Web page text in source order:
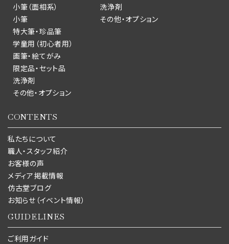
小筆（面相系）
小筆
特大筆・珍品筆
学童用（初心者用）
画筆・絵てがみ
限定品・セット品
洗浄剤
その他・オプション
洗浄剤
その他・オプション
CONTENTS
私たちについて
職人・スタッフ紹介
お客様の声
メディア掲載情報
仿古堂ブログ
お知らせ（イベント情報）
GUIDELINES
ご利用ガイド